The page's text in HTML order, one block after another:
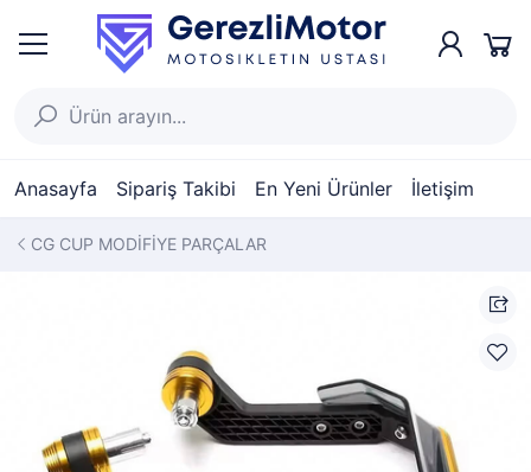
Anasayfa Sipariş Takibi En Yeni Ürünler İletişim
CG CUP MODİFİYE PARÇALAR